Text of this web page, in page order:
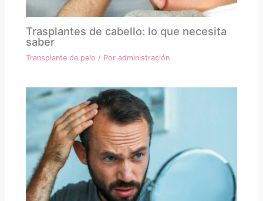
Trasplantes de cabello: lo que necesita
saber
Transplante de pelo / Poradministración